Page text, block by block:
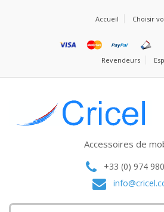
Accueil Choisir
Revendeurs
Accessoires de
+33 (0) 974